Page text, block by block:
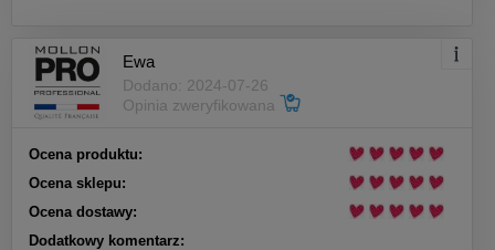
Ewa
Dodano: 2024-07-26
Opinia zweryfikowana
Ocena produktu:
Ocena sklepu:
Ocena dostawy:
Dodatkowy komentarz: